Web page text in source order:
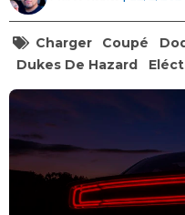
Charger Coupé
Dukes De Hazard